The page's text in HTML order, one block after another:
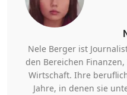
Nele Berger ist
den Bereichen
Wirtschaft. Ihre
Jahre, in denen sie